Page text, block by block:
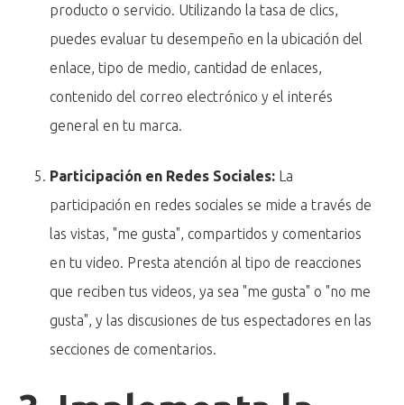
producto o servicio. Utilizando la tasa de clics,
puedes evaluar tu desempeño en la ubicación del
enlace, tipo de medio, cantidad de enlaces,
contenido del correo electrónico y el interés
general en tu marca.
Participación en Redes Sociales: La
participación en redes sociales se mide a través de
las vistas, "me gusta", compartidos y comentarios
en tu video. Presta atención al tipo de reacciones
que reciben tus videos, ya sea "me gusta" o "no me
gusta", y las discusiones de tus espectadores en las
secciones de comentarios.